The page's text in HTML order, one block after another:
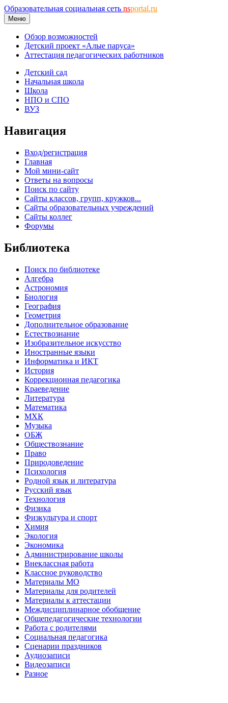
Образовательная социальная сеть nsportal.ru
Меню
Обзор возможностей
Детский проект «Алые паруса»
Аттестация педагогических работников
Детский сад
Начальная школа
Школа
НПО и СПО
ВУЗ
Навигация
Вход/регистрация
Главная
Мой мини-сайт
Ответы на вопросы
Поиск по сайту
Сайты классов, групп, кружков...
Сайты образовательных учреждений
Сайты коллег
Форумы
Библиотека
Поиск по библиотеке
Алгебра
Астрономия
Биология
География
Геометрия
Дополнительное образование
Естествознание
Изобразительное искусство
Иностранные языки
Информатика и ИКТ
История
Коррекционная педагогика
Краеведение
Литература
Математика
МХК
Музыка
ОБЖ
Обществознание
Право
Природоведение
Психология
Родной язык и литература
Русский язык
Технология
Физика
Физкультура и спорт
Химия
Экология
Экономика
Администрирование школы
Внеклассная работа
Классное руководство
Материалы МО
Материалы для родителей
Материалы к аттестации
Междисциплинарное обобщение
Общепедагогические технологии
Работа с родителями
Социальная педагогика
Сценарии праздников
Аудиозаписи
Видеозаписи
Разное